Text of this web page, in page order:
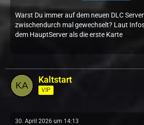
Warst Du immer auf dem neuen DLC
zwischendurch mal gewechselt? Laut
dem HauptServer als die erste Karte
Kaltstart
VIP
30. April 2026 um 14:13